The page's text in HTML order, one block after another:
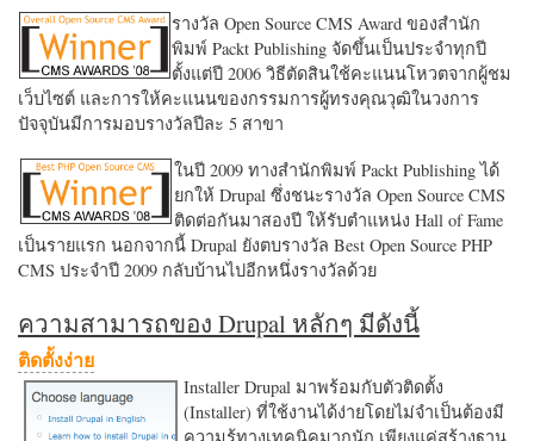
รางวัล Open Source CMS Award ของสำนัก
พิมพ์ Packt Publishing จัดขึ้นเป็นประจำทุกปี
ตั้งแต่ปี 2006 วิธีตัดสินใช้คะแนนโหวตจากผู้ชม
เว็บไซต์ และการให้คะแนนของกรรมการผู้ทรงคุณวุฒิในวงการ
ปัจจุบันมีการมอบรางวัลปีละ 5 สาขา
ในปี 2009 ทางสำนักพิมพ์ Packt Publishing ได้
ยกให้ Drupal ซึ่งชนะรางวัล Open Source CMS
ติดต่อกันมาสองปี ให้รับตำแหน่ง Hall of Fame
เป็นรายแรก นอกจากนี้ Drupal ยังตบรางวัล Best Open Source PHP
CMS ประจำปี 2009 กลับบ้านไปอีกหนึ่งรางวัลด้วย
ความสามารถของ Drupal หลักๆ มีดังนี้
ติดตั้งง่าย
Installer Drupal มาพร้อมกับตัวติดตั้ง
(Installer) ที่ใช้งานได้ง่ายโดยไม่จำเป็นต้องมี